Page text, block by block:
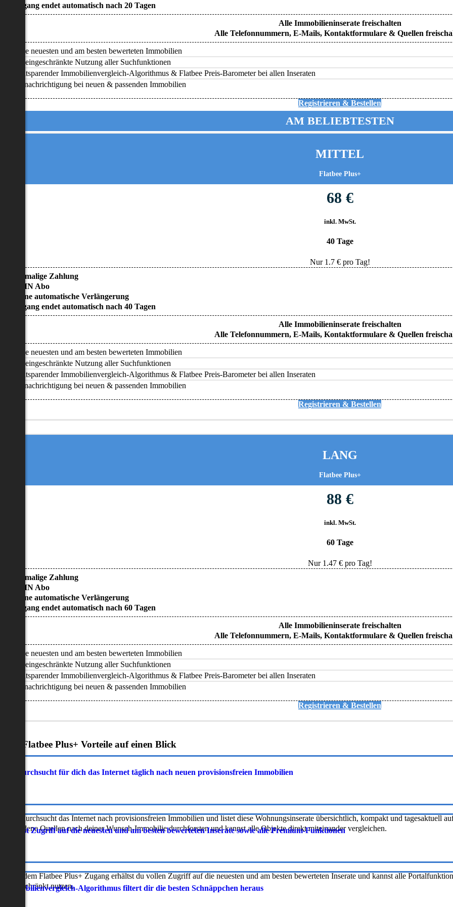
• Zugang endet automatisch nach 20 Tagen
Alle Immobilieninserate freischalten
Alle Telefonnummern, E-Mails, Kontaktformulare & Quellen
Alle neuesten und am besten bewerteten Immobilien
Uneingeschränkte Nutzung aller Suchfunktionen
Zeitsparender Immobilienvergleich-Algorithmus & Flatbee Preis-Barometer bei allen Inseraten
Benachrichtigung bei neuen & passenden Immobilien
Registrieren & Bestellen
AM BELIEBTESTEN
MITTEL
Flatbee Plus+
68 €
inkl. MwSt.
40 Tage
Nur 1.7€ pro Tag!
• Einmalige Zahlung
• KEIN Abo
• Keine automatische Verlängerung
• Zugang endet automatisch nach 40 Tagen
Alle Immobilieninserate freischalten
Alle Telefonnummern, E-Mails, Kontaktformulare & Quellen
Alle neuesten und am besten bewerteten Immobilien
Uneingeschränkte Nutzung aller Suchfunktionen
Zeitsparender Immobilienvergleich-Algorithmus & Flatbee Preis-Barometer bei allen Inseraten
Benachrichtigung bei neuen & passenden Immobilien
Registrieren & Bestellen
LANG
Flatbee Plus+
88 €
inkl. MwSt.
60 Tage
Nur 1.47€ pro Tag!
• Einmalige Zahlung
• KEIN Abo
• Keine automatische Verlängerung
• Zugang endet automatisch nach 60 Tagen
Alle Immobilieninserate freischalten
Alle Telefonnummern, E-Mails, Kontaktformulare & Quellen
Alle neuesten und am besten bewerteten Immobilien
Uneingeschränkte Nutzung aller Suchfunktionen
Zeitsparender Immobilienvergleich-Algorithmus & Flatbee Preis-Barometer bei allen Inseraten
Benachrichtigung bei neuen & passenden Immobilien
Registrieren & Bestellen
Flatbee Plus+ Vorteile auf einen Blick
durchsucht für dich das Internet täglich nach neuen provisionsfreien Immobilien
durchsucht das Internet nach provisionsfreien Immobilien und listet diese Wohnungsinserate übersichtlich, kompakt und tagesaktuell
Quellen nach deiner Wunsch-Immobilie durchforsten und kannst alle Objekte direkt miteinander vergleichen.
erhältst Zugriff auf die neuesten und am besten bewerteten Inserate sowie alle Premium-Funktionen
mit dem Flatbee Plus+ Zugang erhältst du vollen Zugriff auf die neuesten und am besten bewerteten Inserate und kannst alle
nutzen.
Immobilienvergleich-Algorithmus filtert dir die besten Schnäppchen heraus